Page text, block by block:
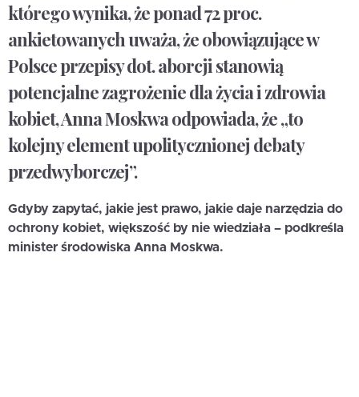
którego wynika, że ponad 72 proc.
ankietowanych uważa, że obowiązujące w
Polsce przepisy dot. aborcji stanowią
potencjalne zagrożenie dla życia i zdrowia
kobiet, Anna Moskwa odpowiada, że „to
kolejny element upolitycznionej debaty
przedwyborczej”.
Gdyby zapytać, jakie jest prawo, jakie daje narzędzia do
ochrony kobiet, większość by nie wiedziała – podkreśla
minister środowiska Anna Moskwa.